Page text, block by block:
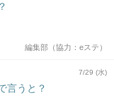
編集部（協力：eステ）
7/29 (水)
言うと？